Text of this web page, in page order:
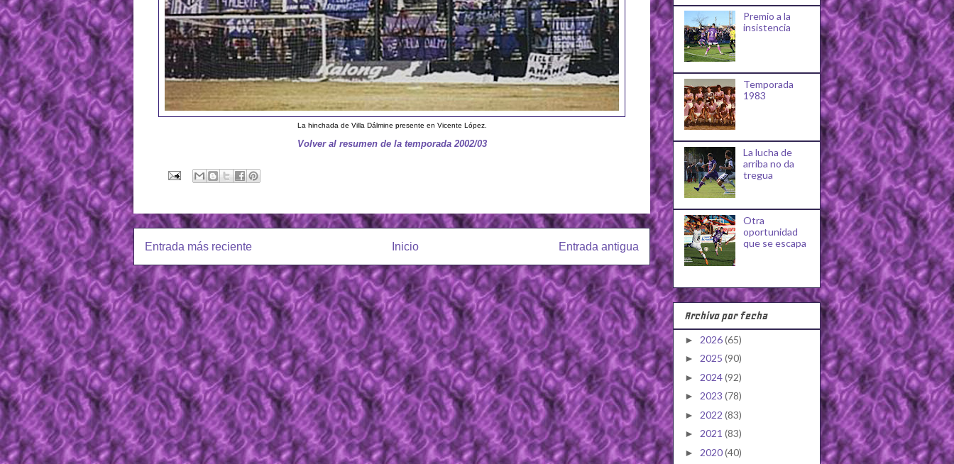
La hinchada de Villa Dálmine presente en Vicente López.
Volver al resumen de la temporada 2002/03
Entrada más reciente Entrada antigua
Inicio
Premio a la
insistencia
Temporada
1983
La lucha de
arriba no da
tregua
Otra
oportunidad
que se escapa
Archivo por fecha
► 2026(65)
► 2025 (90)
► 2024(92)
► 2023 (78)
► 2022 (83)
► 2021 (83)
► 2020(40)